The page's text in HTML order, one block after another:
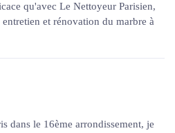
qu'avec Le Nettoyeur Parisien,
et rénovation du marbre à
dans le 16ème arrondissement, je